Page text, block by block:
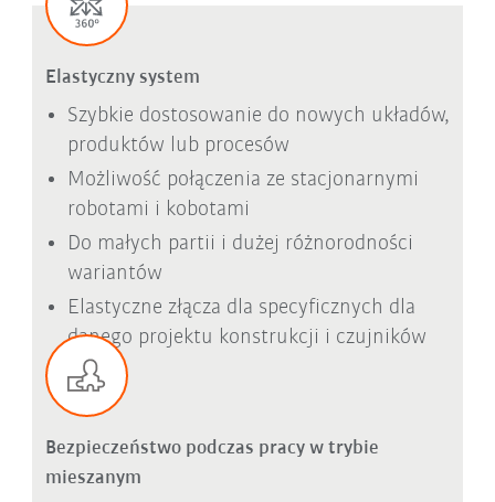
Elastyczny system
Szybkie dostosowanie do nowych układów,
produktów lub procesów
Możliwość połączenia ze stacjonarnymi
robotami i kobotami
Do małych partii i dużej różnorodności
wariantów
Elastyczne złącza dla specyficznych dla
danego projektu konstrukcji i czujników
Bezpieczeństwo podczas pracy w trybie
mieszanym